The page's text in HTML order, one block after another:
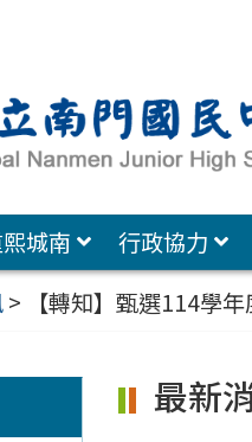
城南 行政協力
> 【轉知】甄選114學
最新